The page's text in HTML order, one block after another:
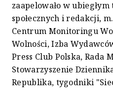
zaapelowało w
społecznych i redakcji,
Centrum Monitoringu
Wolności, Izba
Press Club Polska, Rada
Stowarzyszenie
Republika, tygodniki